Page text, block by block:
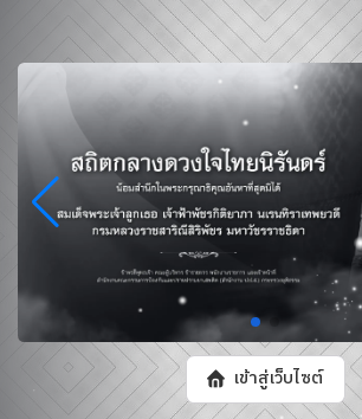
เข้าสู่เว็บไซต์